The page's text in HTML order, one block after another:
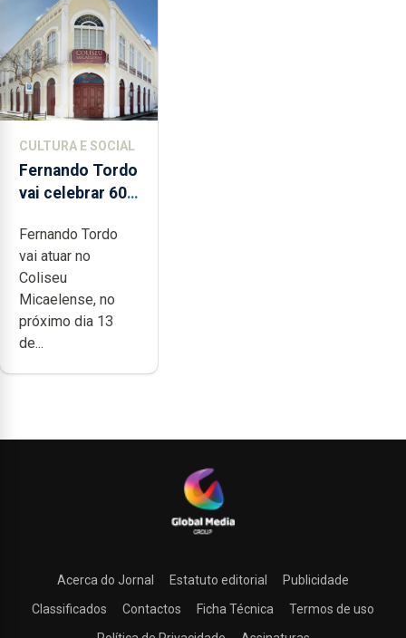
CULTURA E SOCIAL
Fernando Tordo
vai celebrar 60
no Coliseu
Micaelense
Fernando Tordo
vai atuar no
Coliseu
Micaelense, no
próximo dia 13
de...
Acerca do Jornal Estatuto editorial
Publicidade
Classificados
Contactos Ficha Técnica
Termos de uso